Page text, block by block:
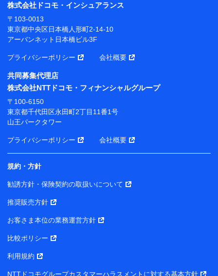
株式会社NTTドコモ 代表取締役社長 前田 義晃
東京都中央区日本橋人形町2-14-10 アーバンネット日
本橋ビル 3F
長 吉村 忠義
※ 当社および株式会社NTTドコモは、お客さまの情報
を利用させていただくにあたっては、「NTTドコモ パー
ソナルデータ憲章」に定める行動原則を順守します 。
※ パーソナルデータダッシュボードの「第三者提供の
管理」の設定状態にかかわらず、共同利用する場合があ
※ dポイントクラブ会員ではないお客さま（2019年12
月11日以降、一度もdポイントクラブ会員であったこと
がないお客さまに限る）に関する、2019年12月10日以
に限って共同利用します。
との間で、以下のとおり個人データを共同利用しま
【共同して利用される利用データの項目】
プがサービス提供等を通じて取得した、以下の情報など
株式会社ドコモ・インシュアランス
〒103-0013
東京都中央区日本橋人形町2-14-10
アーバンネット日本橋ビル3F
プライバシーポリシー 会社概要
共同募集代理店
株式会社NTTドコモ・フィナンシャルグループ
〒100-6150
東京都千代田区永田町2丁目11番1号
山王パークタワー
プライバシーポリシー 会社概要
規約・方針
勧誘方針・保険契約の取扱いについて
推奨販売方針
お客さま本位の業務運営方針
比較ポリシー
利用規約
NTTドコモグループカスタマーハラスメントに対する基本方針